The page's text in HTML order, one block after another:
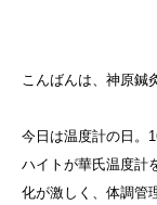
こんばんは、神原鍼
今日は温度計の日。
ハイトが華氏温度計
化が激しく、体調管